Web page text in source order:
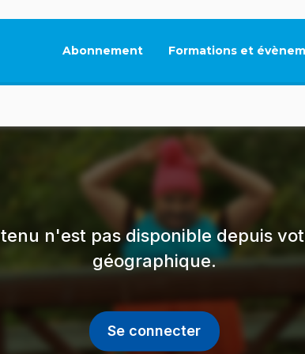
Abonnement Formations et
n'est pas disponible depuis
géographique.
Se connecter